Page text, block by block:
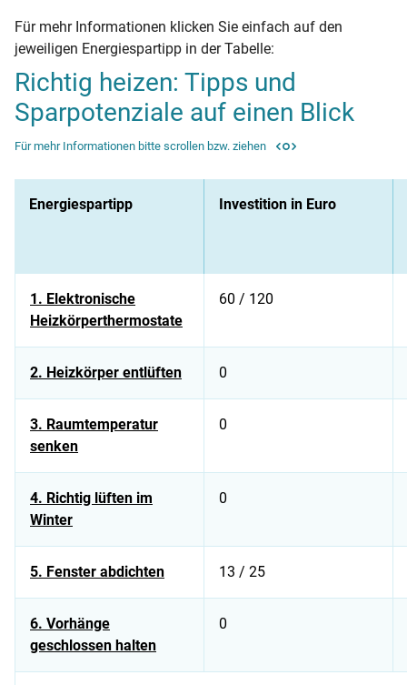
Für mehr Informationen klicken Sie einfach auf den
jeweiligen Energiespartipp in der Tabelle:
Richtig heizen: Tipps und
Sparpotenziale auf einen Blick
Für mehr Informationen bitte scrollen bzw. ziehen
Energiespartipp Investition in Euro
1. Elektronische
Heizkörperthermostate
60 / 120
2. Heizkörper entlüften 0
3. Raumtemperatur
senken
0
4. Richtig lüften im
Winter
0
5. Fenster abdichten 13 / 25
6. Vorhänge
geschlossen halten
0